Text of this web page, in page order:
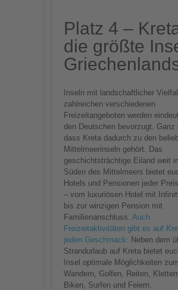
Platz 4 –
die größte
Inseln mit landschaftlicher
zahlreichen verschiedenen
Freizeitangeboten werden
den Deutschen bevorzugt. Ganz
dass Kreta dadurch zu den
Mittelmeerinseln gehört. Das
geschichtsträchtige Eiland weit
Süden des Mittelmeers bietet
Hotels und Pensionen jeder
– vom luxuriösen Hotel mit
bis zur winzigen Pension mit
Familienanschluss. Auch
Freizeitaktivitäten gibt es auf
jeden Geschmack: Neben dem
Strandurlaub auf Kreta bietet
Insel optimale Möglichkeiten zum
Wandern, Golfen, Reiten,
Biken, Surfen und Feiern.